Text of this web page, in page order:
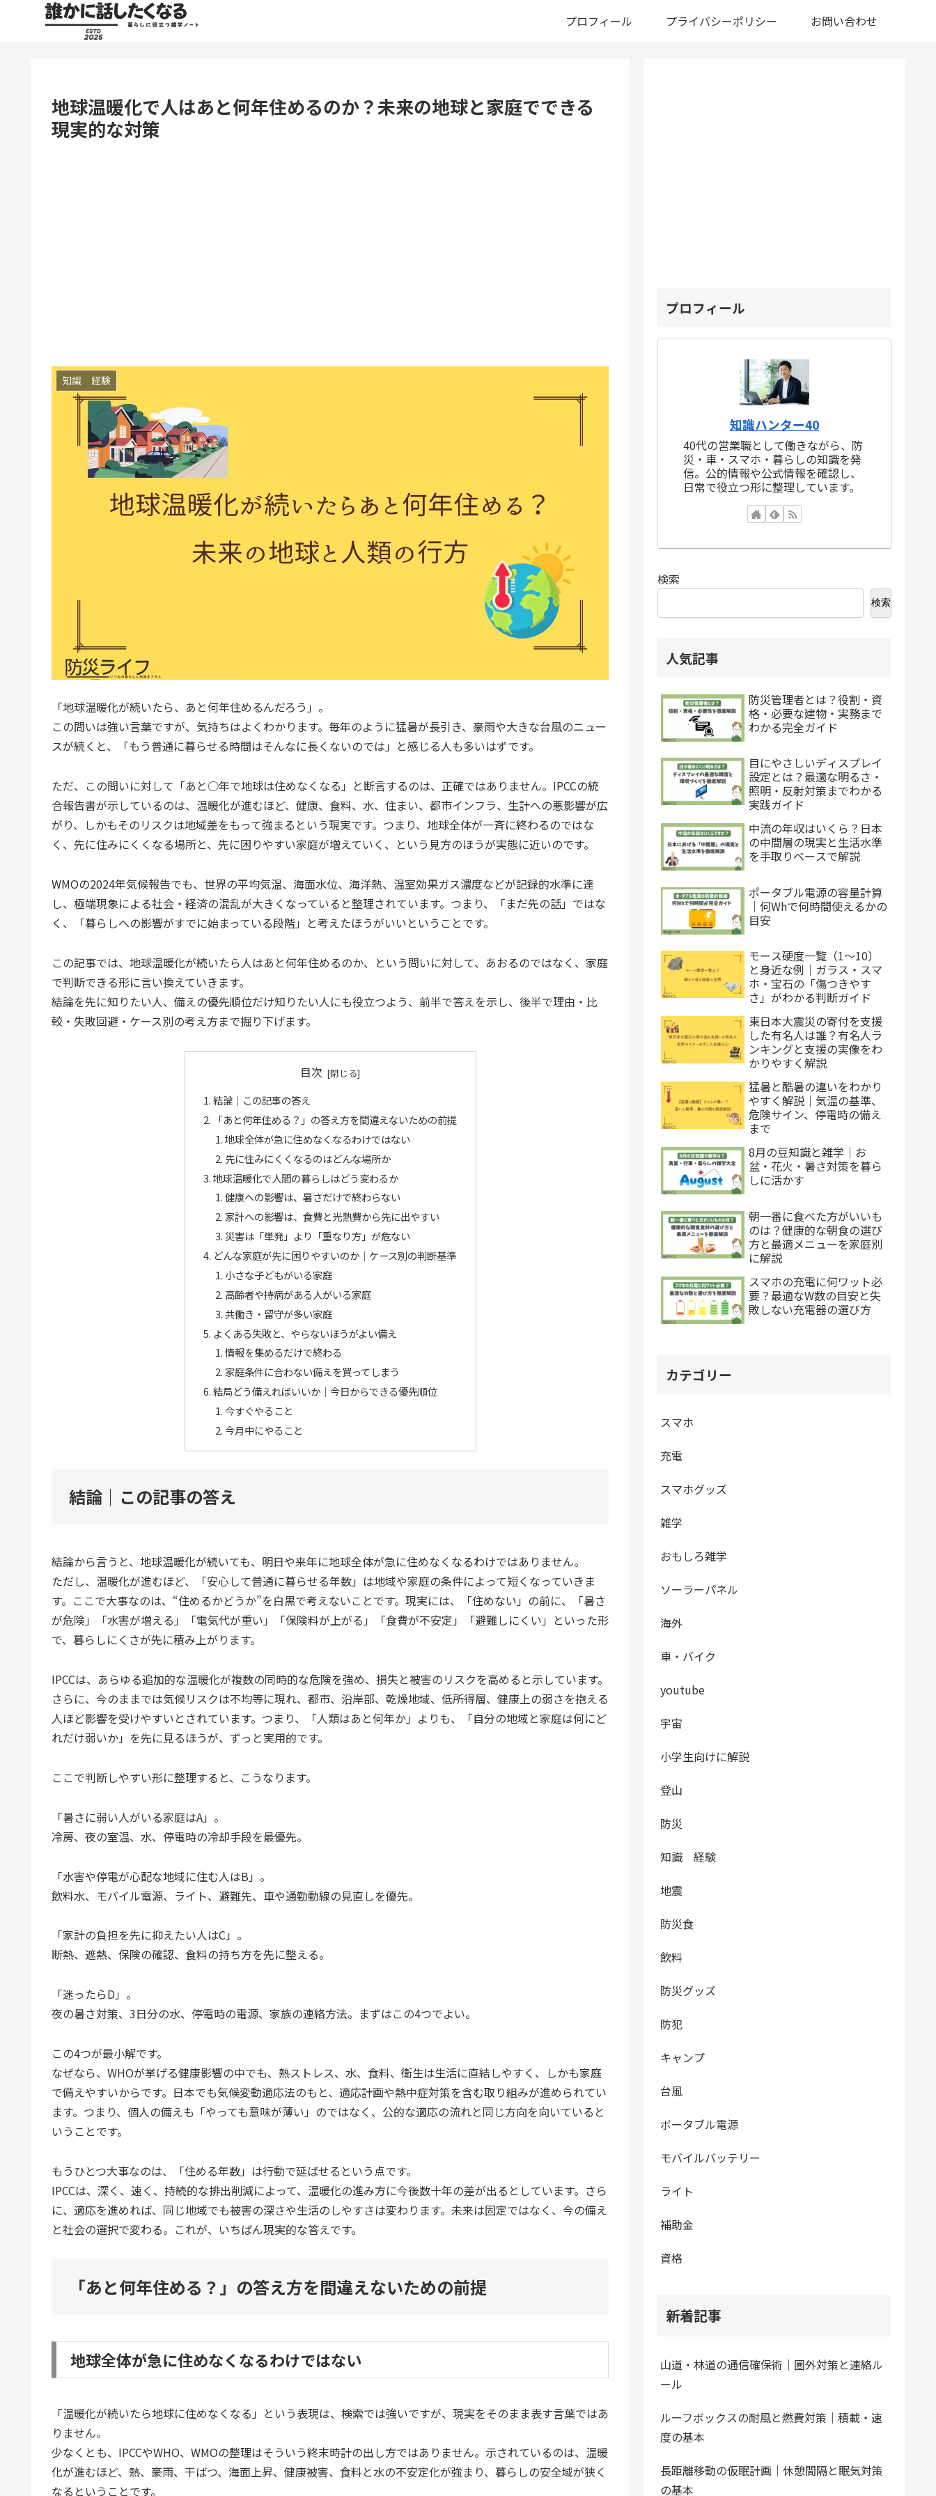
プロフィール プライバシーポリシー お問い合わせ
地球温暖化で人はあと何年住めるのか？未来の地球と家庭でできる
現実的な対策
知識 経験
「地球温暖化が続いたら、あと何年住めるんだろう」。
この問いは強い言葉ですが、気持ちはよくわかります。毎年のように猛暑が長引き、豪雨や大きな台風のニュー
スが続くと、「もう普通に暮らせる時間はそんなに長くないのでは」と感じる人も多いはずです。
ただ、この問いに対して「あと○年で地球は住めなくなる」と断言するのは、正確ではありません。IPCCの統
合報告書が示しているのは、温暖化が進むほど、健康、食料、水、住まい、都市インフラ、生計への悪影響が広
がり、しかもそのリスクは地域差をもって強まるという現実です。つまり、地球全体が一斉に終わるのではな
く、先に住みにくくなる場所と、先に困りやすい家庭が増えていく、という見方のほうが実態に近いのです。
WMOの2024年気候報告でも、世界の平均気温、海面水位、海洋熱、温室効果ガス濃度などが記録的水準に達
し、極端現象による社会・経済の混乱が大きくなっていると整理されています。つまり、「まだ先の話」ではな
く、「暮らしへの影響がすでに始まっている段階」と考えたほうがいいということです。
この記事では、地球温暖化が続いたら人はあと何年住めるのか、という問いに対して、あおるのではなく、家庭
で判断できる形に言い換えていきます。
結論を先に知りたい人、備えの優先順位だけ知りたい人にも役立つよう、前半で答えを示し、後半で理由・比
較・失敗回避・ケース別の考え方まで掘り下げます。
目次
結論｜この記事の答え
「あと何年住める？」の答え方を間違えないための前提
地球全体が急に住めなくなるわけではない
先に住みにくくなるのはどんな場所か
地球温暖化で人間の暮らしはどう変わるか
健康への影響は、暑さだけで終わらない
家計への影響は、食費と光熱費から先に出やすい
災害は「単発」より「重なり方」が危ない
どんな家庭が先に困りやすいのか｜ケース別の判断基準
小さな子どもがいる家庭
高齢者や持病がある人がいる家庭
共働き・留守が多い家庭
よくある失敗と、やらないほうがよい備え
情報を集めるだけで終わる
家庭条件に合わない備えを買ってしまう
結局どう備えればいいか｜今日からできる優先順位
今すぐやること
今月中にやること
結論｜この記事の答え
結論から言うと、地球温暖化が続いても、明日や来年に地球全体が急に住めなくなるわけではありません。
ただし、温暖化が進むほど、「安心して普通に暮らせる年数」は地域や家庭の条件によって短くなっていきま
す。ここで大事なのは、“住めるかどうか”を白黒で考えないことです。現実には、「住めない」の前に、「暑さ
が危険」「水害が増える」「電気代が重い」「保険料が上がる」「食費が不安定」「避難しにくい」といった形
で、暮らしにくさが先に積み上がります。
IPCCは、あらゆる追加的な温暖化が複数の同時的な危険を強め、損失と被害のリスクを高めると示しています。
さらに、今のままでは気候リスクは不均等に現れ、都市、沿岸部、乾燥地域、低所得層、健康上の弱さを抱える
人ほど影響を受けやすいとされています。つまり、「人類はあと何年か」よりも、「自分の地域と家庭は何にど
れだけ弱いか」を先に見るほうが、ずっと実用的です。
ここで判断しやすい形に整理すると、こうなります。
「暑さに弱い人がいる家庭はA」。
冷房、夜の室温、水、停電時の冷却手段を最優先。
「水害や停電が心配な地域に住む人はB」。
飲料水、モバイル電源、ライト、避難先、車や通勤動線の見直しを優先。
「家計の負担を先に抑えたい人はC」。
断熱、遮熱、保険の確認、食料の持ち方を先に整える。
「迷ったらD」。
夜の暑さ対策、3日分の水、停電時の電源、家族の連絡方法。まずはこの4つでよい。
この4つが最小解です。
なぜなら、WHOが挙げる健康影響の中でも、熱ストレス、水、食料、衛生は生活に直結しやすく、しかも家庭
で備えやすいからです。日本でも気候変動適応法のもと、適応計画や熱中症対策を含む取り組みが進められてい
ます。つまり、個人の備えも「やっても意味が薄い」のではなく、公的な適応の流れと同じ方向を向いていると
いうことです。
もうひとつ大事なのは、「住める年数」は行動で延ばせるという点です。
IPCCは、深く、速く、持続的な排出削減によって、温暖化の進み方に今後数十年の差が出るとしています。さら
に、適応を進めれば、同じ地域でも被害の深さや生活のしやすさは変わります。未来は固定ではなく、今の備え
と社会の選択で変わる。これが、いちばん現実的な答えです。
「あと何年住める？」の答え方を間違えないための前提
地球全体が急に住めなくなるわけではない
「温暖化が続いたら地球に住めなくなる」という表現は、検索では強いですが、現実をそのまま表す言葉ではあ
りません。
少なくとも、IPCCやWHO、WMOの整理はそういう終末時計の出し方ではありません。示されているのは、温暖
化が進むほど、熱、豪雨、干ばつ、海面上昇、健康被害、食料と水の不安定化が強まり、暮らしの安全域が狭く
なるということです。
プロフィール
知識ハンター40
40代の営業職として働きながら、防
災・車・スマホ・暮らしの知識を発
信。公的情報や公式情報を確認し、
日常で役立つ形に整理しています。
検索
検索
人気記事
防災管理者とは？役割・資
格・必要な建物・実務まで
わかる完全ガイド
目にやさしいディスプレイ
設定とは？最適な明るさ・
照明・反射対策までわかる
実践ガイド
中流の年収はいくら？日本
の中間層の現実と生活水準
を手取りベースで解説
ポータブル電源の容量計算
｜何Whで何時間使えるかの
目安
モース硬度一覧（1〜10）
と身近な例｜ガラス・スマ
ホ・宝石の「傷つきやす
さ」がわかる判断ガイド
東日本大震災の寄付を支援
した有名人は誰？有名人ラ
ンキングと支援の実像をわ
かりやすく解説
猛暑と酷暑の違いをわかり
やすく解説｜気温の基準、
危険サイン、停電時の備え
まで
8月の豆知識と雑学｜お
盆・花火・暑さ対策を暮ら
しに活かす
朝一番に食べた方がいいも
のは？健康的な朝食の選び
方と最適メニューを家庭別
に解説
スマホの充電に何ワット必
要？最適なW数の目安と失
敗しない充電器の選び方
カテゴリー
スマホ
充電
スマホグッズ
雑学
おもしろ雑学
ソーラーパネル
海外
車・バイク
youtube
宇宙
小学生向けに解説
登山
防災
知識 経験
地震
防災食
飲料
防災グッズ
防犯
キャンプ
台風
ボータブル電源
モバイルバッテリー
ライト
補助金
資格
新着記事
山道・林道の通信確保術｜圏外対策と連絡ル
ール
ルーフボックスの耐風と燃費対策｜積載・速
度の基本
長距離移動の仮眠計画｜休憩間隔と眠気対策
の基本